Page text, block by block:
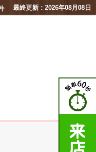
最終更新：2026年08月08日